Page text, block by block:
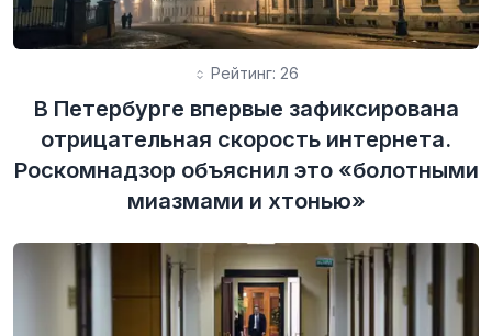
Рейтинг: 26
В Петербурге впервые зафиксирована
отрицательная скорость интернета.
Роскомнадзор объяснил это «болотными
миазмами и хтонью»